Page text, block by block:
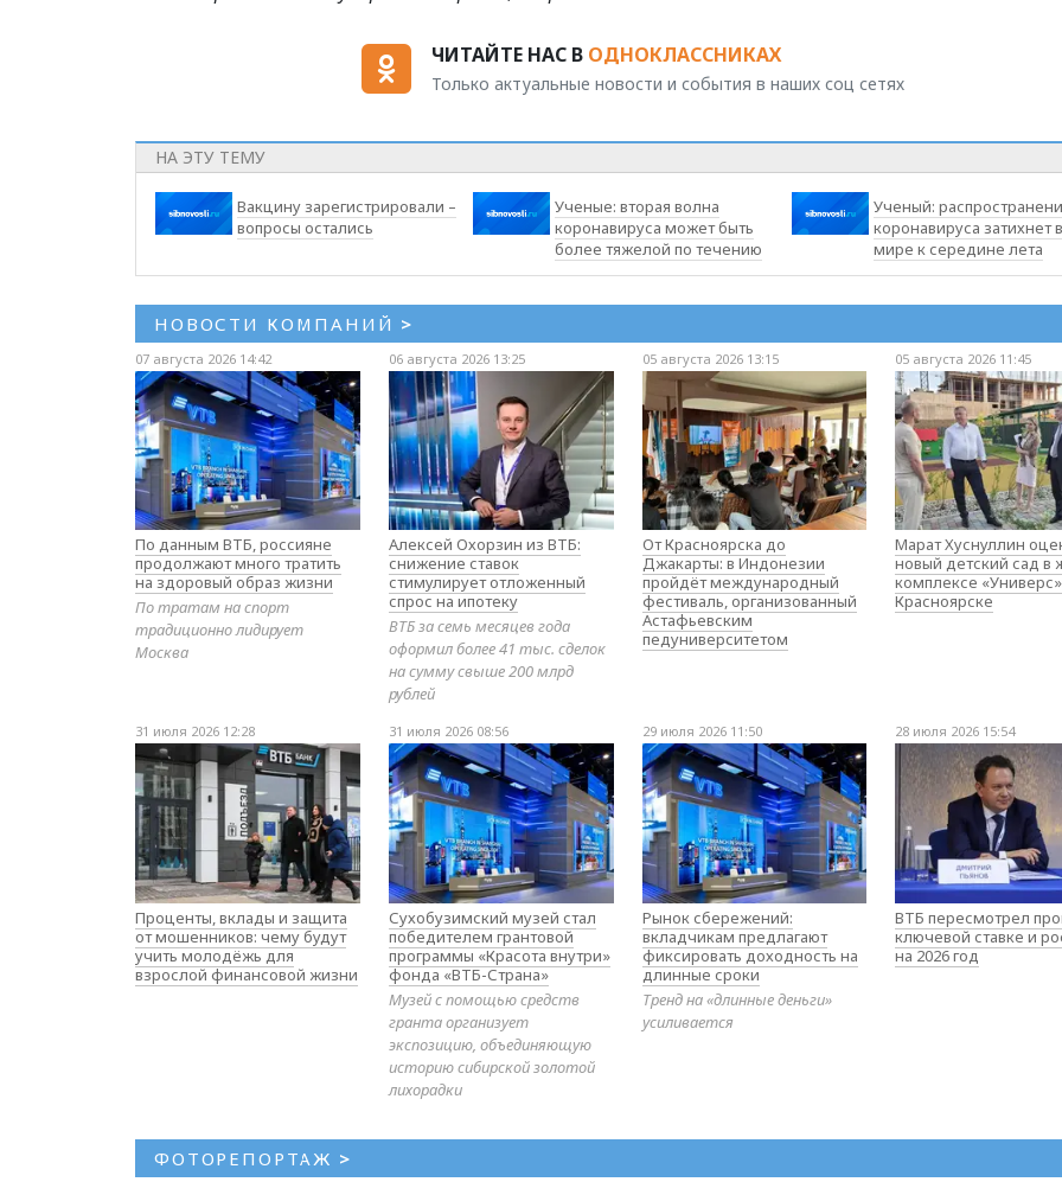
ЧИТАЙТЕ НАС В ОДНОКЛАССНИКАХ
Только актуальные новости и события в наших соц сетях
НА ЭТУ ТЕМУ
Вакцину зарегистрировали –
вопросы остались
Ученые: вторая волна
коронавируса может быть
более тяжелой по течению
Ученый:
коронавируса затихнет в
мире к середине лета
НОВОСТИ КОМПАНИЙ >
07 августа 2026 14:42
По данным ВТБ, россияне
продолжают много тратить
на здоровый образ жизни
По тратам на спорт
традиционно лидирует
Москва
06 августа 2026 13:25
Алексей Охорзин из ВТБ:
снижение ставок
стимулирует отложенный
спрос на ипотеку
ВТБ за семь месяцев года
оформил более 41 тыс. сделок
на сумму свыше 200 млрд
рублей
05 августа 2026 13:15
От Красноярска до
Джакарты: в Индонезии
пройдёт международный
фестиваль, организованный
Астафьевским
педуниверситетом
05 августа 2026 11:45
Марат Хуснуллин
новый детский сад в
комплексе
Красноярске
31 июля 2026 12:28
Проценты, вклады и защита
от мошенников: чему будут
учить молодёжь для
взрослой финансовой жизни
31 июля 2026 08:56
Сухобузимский музей стал
победителем грантовой
программы «Красота внутри»
фонда «ВТБ-Страна»
Музей с помощью средств
гранта организует
экспозицию, объединяющую
историю сибирской золотой
лихорадки
29 июля 2026 11:50
Рынок сбережений:
вкладчикам предлагают
фиксировать доходность на
длинные сроки
Тренд на «длинные деньги»
усиливается
28 июля 2026 15:54
ВТБ пересмотрел
ключевой ставке и
на 2026 год
ФОТОРЕПОРТАЖ >